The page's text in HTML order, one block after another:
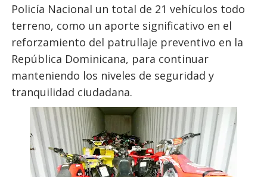
Policía Nacional un total de 21 vehículos todo
terreno, como un aporte significativo en el
reforzamiento del patrullaje preventivo en la
República Dominicana, para continuar
manteniendo los niveles de seguridad y
tranquilidad ciudadana.